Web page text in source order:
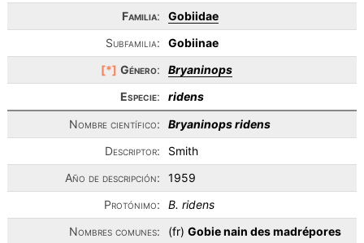
Familia:
Gobiidae
Subfamilia:
Gobiinae
[*] Género:
Bryaninops
Especie:
ridens
Nombre científico:
Bryaninops ridens
Descriptor:
Smith
Año de descripción:
1959
Protónimo:
B. ridens
Nombres comunes:
(fr) Gobie nain des madrépores